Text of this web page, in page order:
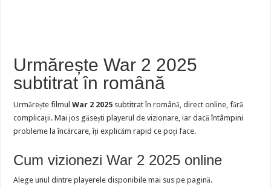
Urmărește War 2 2025
subtitrat în română
Urmărește filmulWar 2 2025 subtitrat în română, direct online, fără
complicații. Mai jos găsești playerul de vizionare, iar dacă întâmpini
probleme la încărcare, îți explicăm rapid ce poți face.
Cum vizionezi War 2 2025 online
Alege unul dintre playerele disponibile mai sus pe pagină.